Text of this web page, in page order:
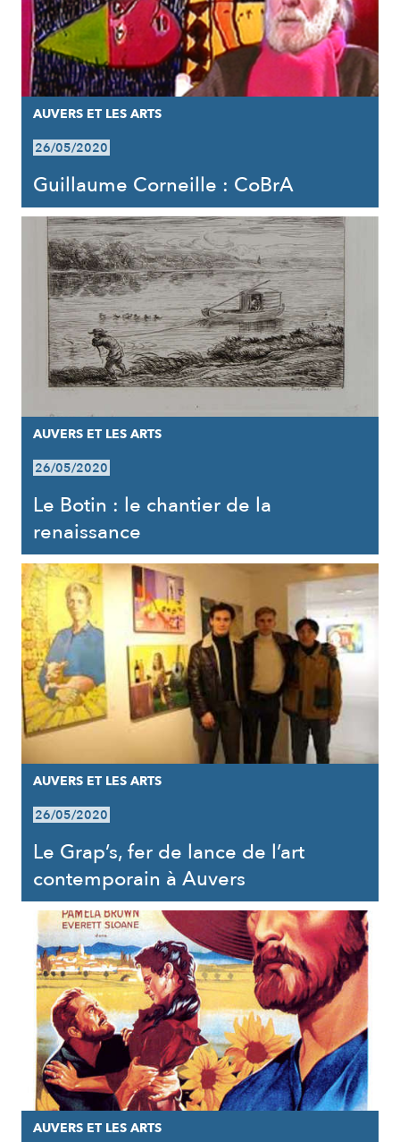
AUVERS ET LES ARTS
26/05/2020
Guillaume Corneille : CoBrA
AUVERS ET LES ARTS
26/05/2020
Le Botin : le chantier de la
renaissance
AUVERS ET LES ARTS
26/05/2020
Le Grap’s, fer de lance de l’art
contemporain à Auvers
AUVERS ET LES ARTS